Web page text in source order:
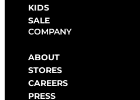
KIDS
SALE
COMPANY
ABOUT
STORES
CAREERS
PRESS